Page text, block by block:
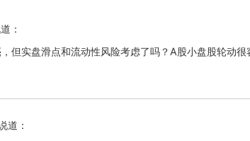
：
但实盘滑点和流动性风险考虑了吗？A股小盘股轮动很
道：